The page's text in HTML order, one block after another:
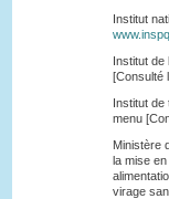
Institut
Institut de
[Consulté
Institut de
menu
Ministère
la mise
virage